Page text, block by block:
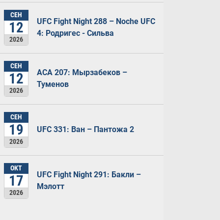
СЕН
12
2026
UFC Fight Night 288 – Noche UFC
4: Родригес - Сильва
СЕН
12
2026
ACA 207: Мырзабеков –
Туменов
СЕН
19
2026
UFC 331: Ван – Пантожа 2
ОКТ
17
2026
UFC Fight Night 291: Бакли –
Мэлотт